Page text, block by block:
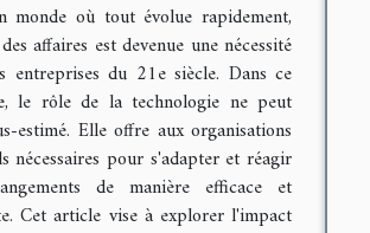
monde où tout évolue rapidement,
affaires est devenue une nécessité
entreprises du 21e siècle. Dans ce
le rôle de la technologie ne peut
estimé. Elle offre aux organisations
nécessaires pour s'adapter et réagir
de manière efficace et
Cet article vise à explorer l'impact